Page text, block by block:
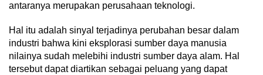
antaranya merupakan perusahaan teknologi.
Hal itu adalah sinyal terjadinya perubahan besar dalam
industri bahwa kini eksplorasi sumber daya manusia
nilainya sudah melebihi industri sumber daya alam. Hal
tersebut dapat diartikan sebagai peluang yang dapat